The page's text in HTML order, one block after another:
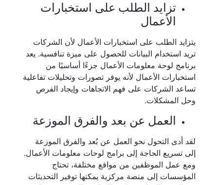
تزايد الطلب على استخبارات
الأعمال
يتزايد الطلب على استخبارات الأعمال لأن الشركات
تريد استخدام البيانات للحصول على ميزة تنافسية. يعد
برنامج لوحة معلومات الأعمال جزءًا أساسيًا من
استخبارات الأعمال لأنه يوفر تصورات وتحليلات تفاعلية
تساعد الشركات على فهم الاتجاهات وإيجاد الفرص
وحل المشكلات.
العمل عن بعد والفرق الموزعة
لقد أدى التحول نحو العمل عن بُعد والفرق الموزعة
إلى تسريع الحاجة إلى برامج لوحات معلومات الأعمال.
ومع عمل الموظفين من مواقع مختلفة، تحتاج
المؤسسات إلى منصة مركزية يمكنها توفير التحديثات